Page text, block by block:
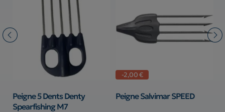
Peigne 5 Dents Denty
Spearfishing M7
-2,00 €
Peigne Salvimar SPEED